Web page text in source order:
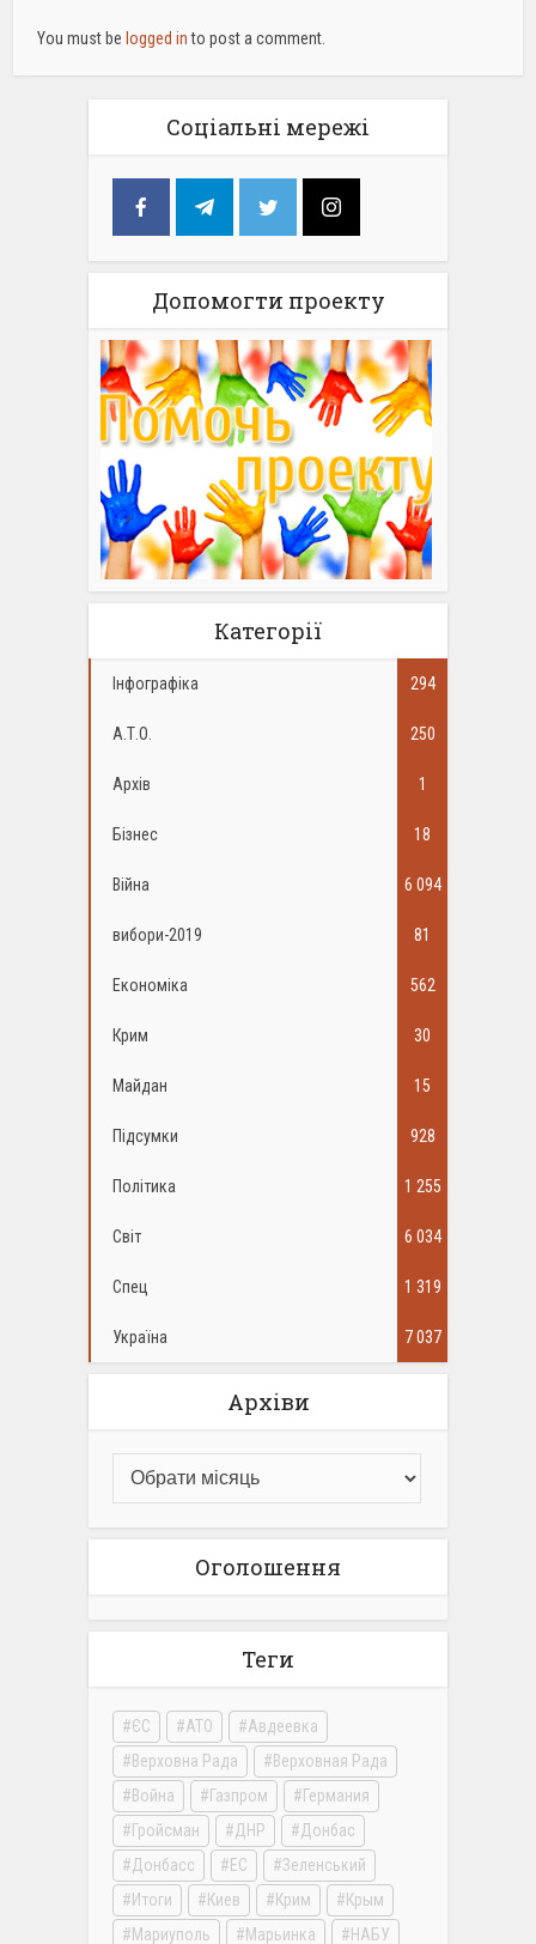
You must be logged into post a comment.
Соціальні мережі
Допомогти проекту
Категорії
Інфографіка 294
А.Т.О. 250
Архів 1
Бізнес 18
Війна 6 094
вибори-2019 81
Економіка 562
Крим 30
Майдан 15
Підсумки 928
Політика 1 255
Світ 6 034
Спец 1 319
Україна 7 037
Архіви
Оголошення
Теги
ЄС АТО
Авдеевка
Верховна Рада
Верховная Рада
Война
Газпром
Германия
Гройсман
ДНР
Донбас
Донбасс
ЕС
Зеленський
Итоги
Киев Крим
Крым
Мариуполь
Марьинка НАБУ